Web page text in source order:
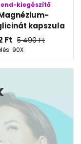
kiegészítő
kapszula
Ft 5 490Ft
90X